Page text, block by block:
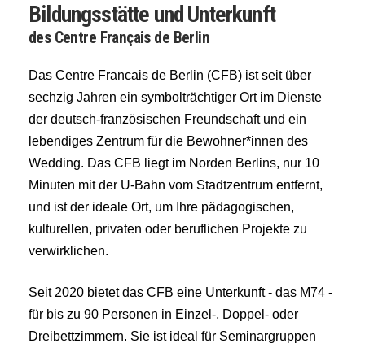
Bildungsstätte und Unterkunft
des Centre Français de Berlin
Das Centre Francais de Berlin (CFB) ist seit über
sechzig Jahren ein symbolträchtiger Ort im Dienste
der deutsch-französischen Freundschaft und ein
lebendiges Zentrum für die Bewohner*innen des
Wedding. Das CFB liegt im Norden Berlins, nur 10
Minuten mit der U-Bahn vom Stadtzentrum entfernt,
und ist der ideale Ort, um Ihre pädagogischen,
kulturellen, privaten oder beruflichen Projekte zu
verwirklichen.
Seit 2020 bietet das CFB eine Unterkunft - das M74 -
für bis zu 90 Personen in Einzel-, Doppel- oder
Dreibettzimmern. Sie ist ideal für Seminargruppen